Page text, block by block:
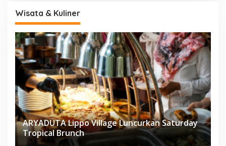
Wisata & Kuliner
ARYADUTA Lippo Village Luncurkan Saturday
Tropical Brunch